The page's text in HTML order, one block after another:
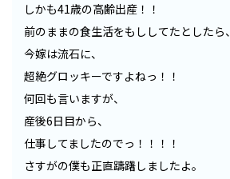
しかも41歳の高齢出産！！
前のままの食生活をもししてたとしたら、
今嫁は流石に、
超絶グロッキーですよねっ！！
何回も言いますが、
産後6日目から、
仕事してましたのでっ！！！！
さすがの僕も正直躊躇しましたよ。